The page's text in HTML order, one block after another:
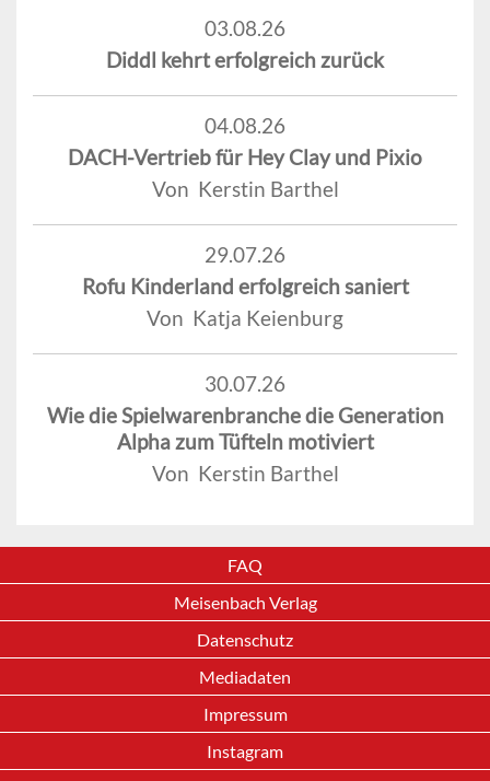
03.08.26
Diddl kehrt erfolgreich zurück
04.08.26
DACH-Vertrieb für Hey Clay und Pixio
Von Kerstin Barthel
29.07.26
Rofu Kinderland erfolgreich saniert
Von Katja Keienburg
30.07.26
Wie die Spielwarenbranche die Generation
Alpha zum Tüfteln motiviert
Von Kerstin Barthel
FAQ
Meisenbach Verlag
Datenschutz
Mediadaten
Impressum
Instagram